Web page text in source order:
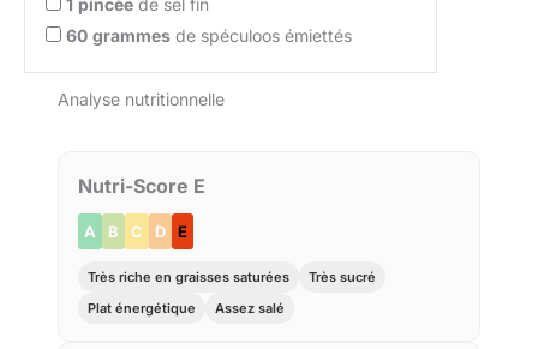
1 pincée de sel fin
60 grammes de spéculoos émiettés
Analyse nutritionnelle
Nutri-Score E
A B C D E
Très riche en graisses saturées
Très sucré
Plat énergétique
Assez salé